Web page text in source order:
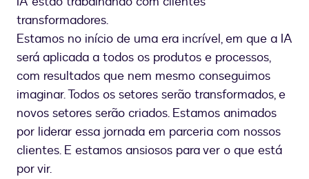
transformadores.
Estamos no início de uma era incrível, em que a IA
será aplicada a todos os produtos e processos,
com resultados que nem mesmo conseguimos
imaginar. Todos os setores serão transformados, e
novos setores serão criados. Estamos animados
por liderar essa jornada em parceria com nossos
clientes. E estamos ansiosos para ver o que está
por vir.